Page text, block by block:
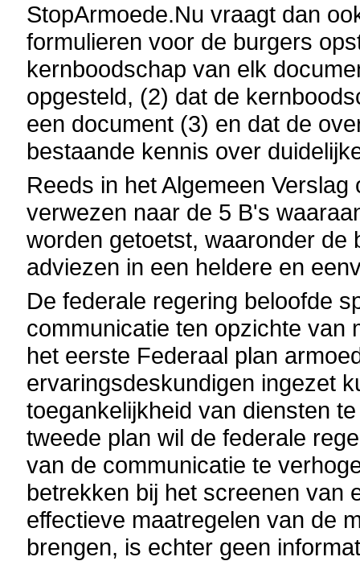
StopArmoede.Nu vraagt dan
formulieren voor de burgers
kernboodschap van elk
opgesteld, (2) dat de
een document (3) en dat de
bestaande kennis over
Reeds in het Algemeen
verwezen naar de 5 B's
worden getoetst, waaronder de
adviezen in een heldere en
De federale regering beloofde
communicatie ten opzichte van
het eerste Federaal plan
ervaringsdeskundigen ingezet
toegankelijkheid van diensten
tweede plan wil de federale
van de communicatie te
betrekken bij het screenen van
effectieve maatregelen van de
brengen, is echter geen